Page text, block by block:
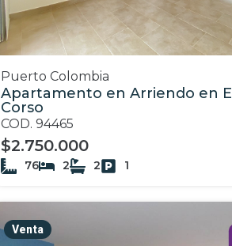
Puerto Colombia
Apartamento en Arriendo en El
Corso
COD. 94465
$2.750.000
76 2 2 1
Venta